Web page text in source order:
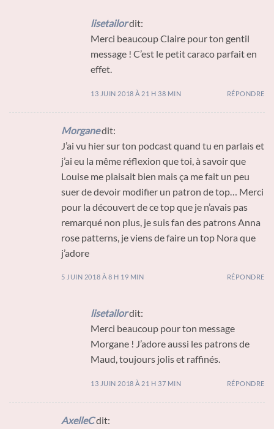
lisetailordit:
Merci beaucoup Claire pour ton gentil
message ! C’est le petit caraco parfait en
effet.
13 JUIN 2018 À 21 H 38 MIN RÉPONDRE
Morganedit:
J’ai vu hier sur ton podcast quand tu en parlais et
j’ai eu la même réflexion que toi, à savoir que
Louise me plaisait bien mais ça me fait un peu
suer de devoir modifier un patron de top… Merci
pour la découvert de ce top que je n’avais pas
remarqué non plus, je suis fan des patrons Anna
rose patterns, je viens de faire un top Nora que
j’adore
5 JUIN 2018 À 8 H 19 MIN RÉPONDRE
lisetailordit:
Merci beaucoup pour ton message
Morgane ! J’adore aussi les patrons de
Maud, toujours jolis et raffinés.
13 JUIN 2018 À 21 H 37 MIN RÉPONDRE
AxelleCdit: